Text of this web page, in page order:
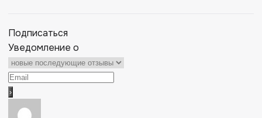
Подписаться
Уведомление о